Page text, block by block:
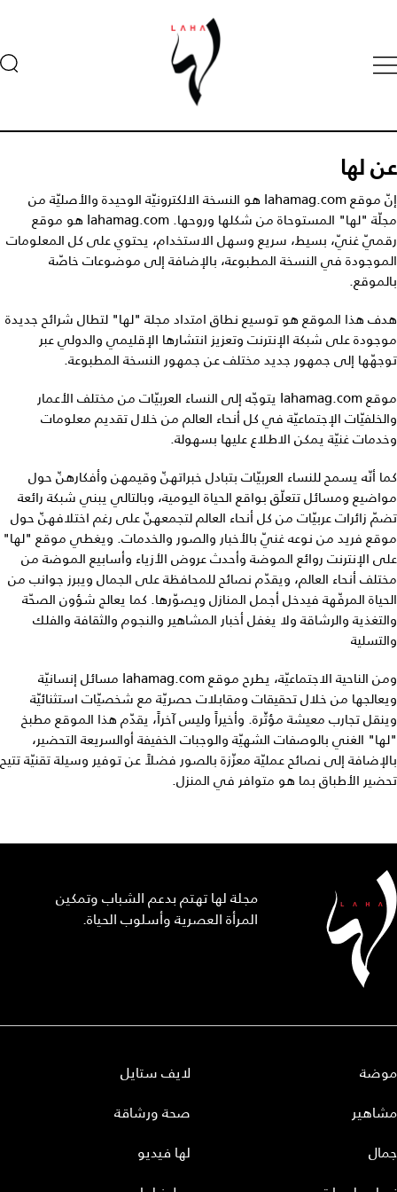
عن لها
إنّ موقع lahamag.com هو النسخة الالكترونيّة الوحيدة والأصليّة من
مجلّة "لها" المستوحاة من شكلها وروحها. lahamag.com هو موقع
رقميّ غنيّ، بسيط، سريع وسهل الاستخدام، يحتوي على كل المعلومات
الموجودة في النسخة المطبوعة، بالإضافة إلى موضوعات خاصّة
بالموقع.
هدف هذا الموقع هو توسيع نطاق امتداد مجلة "لها" لتطال شرائح جديدة
موجودة على شبكة الإنترنت وتعزيز انتشارها الإقليمي والدولي عبر
توجهّها إلى جمهور جديد مختلف عن جمهور النسخة المطبوعة.
موقع lahamag.com يتوجّه إلى النساء العربيّات من مختلف الأعمار
والخلفيّات الإجتماعيّة في كل أنحاء العالم من خلال تقديم معلومات
وخدمات غنيّة يمكن الاطلاع عليها بسهولة.
كما أنّه يسمح للنساء العربيّات بتبادل خبراتهنّ وقيمهن وأفكارهنّ حول
مواضيع ومسائل تتعلّق بواقع الحياة اليومية، وبالتالي يبني شبكة رائعة
تضمّ زائرات عربيّات من كل أنحاء العالم لتجمعهنّ على رغم اختلافهنّ حول
موقع فريد من نوعه غنيّ بالأخبار والصور والخدمات. ويغطي موقع "لها"
على الإنترنت روائع الموضة وأحدث عروض الأزياء وأسابيع الموضة من
مختلف أنحاء العالم، ويقدّم نصائح للمحافظة على الجمال ويبرز جوانب من
الحياة المرفّهة فيدخل أجمل المنازل ويصوّرها. كما يعالج شؤون الصحّة
والتغذية والرشاقة ولا يغفل أخبار المشاهير والنجوم والثقافة والفلك
والتسلية
ومن الناحية الاجتماعيّة، يطرح موقع lahamag.com مسائل إنسانيّة
ويعالجها من خلال تحقيقات ومقابلات حصريّة مع شخصيّات استثنائيّة
وينقل تجارب معيشة مؤثّرة. وأخيراً وليس آخراً، يقدّم هذا الموقع مطبخ
"لها" الغني بالوصفات الشهيّة والوجبات الخفيفة أوالسريعة التحضير،
بالإضافة إلى نصائح عمليّة معزّزة بالصور فضلاً عن توفير وسيلة تقنيّة تتيح
تحضير الأطباق بما هو متوافر في المنزل.
مجلة لها تهتم بدعم الشباب وتمكين
المرأة العصرية وأسلوب الحياة.
موضة
مشاهير
جمال
لايف ستايل
صحة ورشاقة
لها فيديو